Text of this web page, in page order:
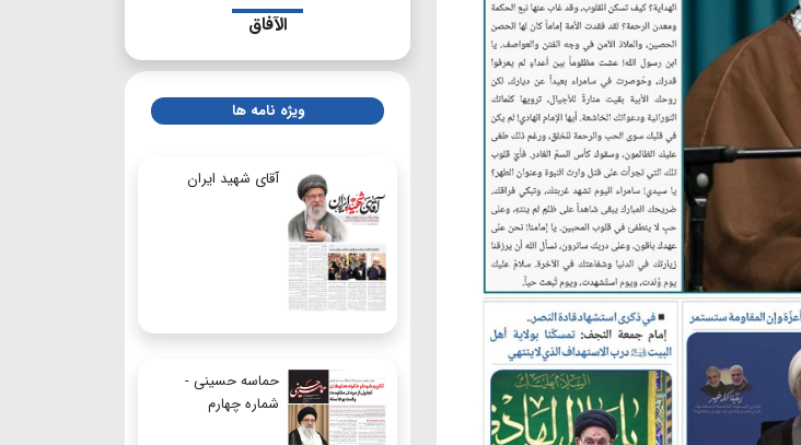
الآفاق
ویژه نامه ها
آقای شهید ایران
حماسه حسینی -
شماره چهارم